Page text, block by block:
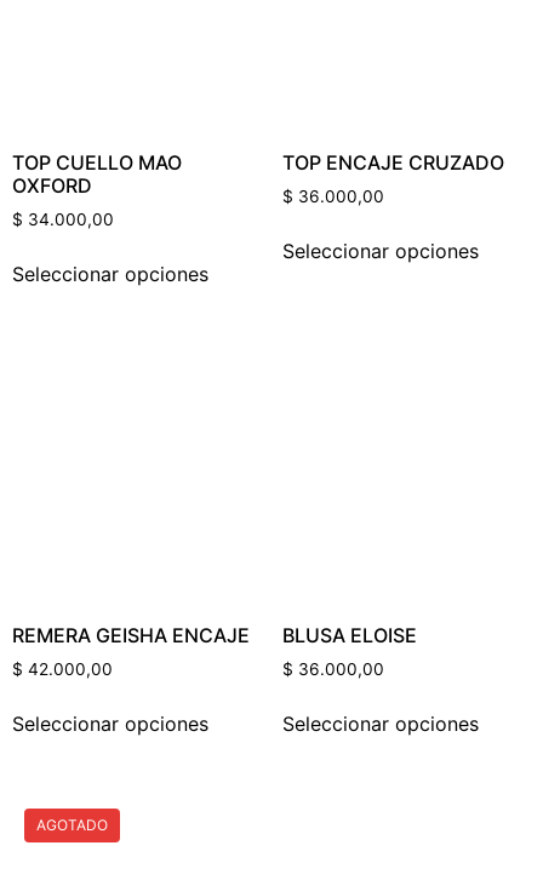
TOP CUELLO MAO
OXFORD
$ 34.000,00
Seleccionar opciones
TOP ENCAJE CRUZADO
$ 36.000,00
Seleccionar opciones
REMERA GEISHA ENCAJE
$ 42.000,00
Seleccionar opciones
BLUSA ELOISE
$ 36.000,00
Seleccionar opciones
AGOTADO